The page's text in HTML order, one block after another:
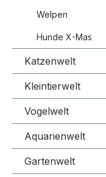
Welpen
Hunde X-Mas
Katzenwelt
Kleintierwelt
Vogelwelt
Aquarienwelt
Gartenwelt